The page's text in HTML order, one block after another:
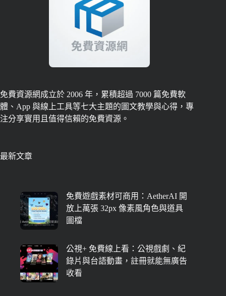
免費資源網成立於 2006 年，累積超過 7000 篇免費軟
體、App 與線上工具等七大主題的圖文教學與心得，專
注分享實用且值得信賴的免費資源。
最新文章
免費遊戲素材可商用：AetherAI 開
放上萬張 32px 像素風角色與道具
圖檔
公視+ 免費線上看：公視戲劇、紀
錄片與台語動畫，註冊就能無廣告
收看